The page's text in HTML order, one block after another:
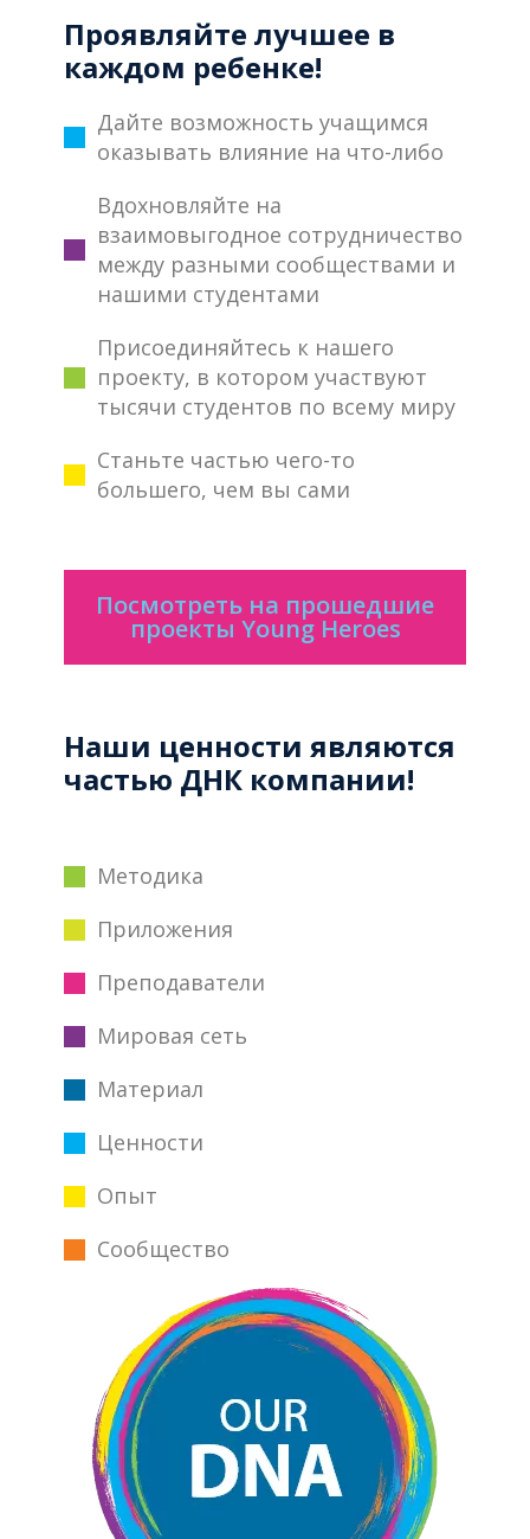
Проявляйте лучшее в
каждом ребенке!
Дайте возможность учащимся
оказывать влияние на что-либо
Вдохновляйте на
взаимовыгодное сотрудничество
между разными сообществами и
нашими студентами
Присоединяйтесь к нашего
проекту, в котором участвуют
тысячи студентов по всему миру
Станьте частью чего-то
большего, чем вы сами
Посмотреть на прошедшие
проекты Young Heroes
Наши ценности являются
частью ДНК компании!
Методика
Приложения
Преподаватели
Мировая сеть
Материал
Ценности
Опыт
Сообщество